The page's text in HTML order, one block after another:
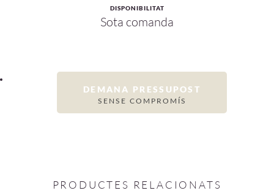
DISPONIBILITAT
Sota comanda
DEMANA PRESSUPOST
SENSE COMPROMÍS
PRODUCTES RELACIONATS